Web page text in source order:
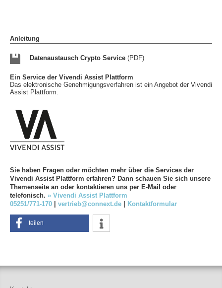
Anleitung
Datenaustausch Crypto Service (PDF)
Ein Service der Vivendi Assist Plattform
Das elektronische Genehmigungsverfahren ist ein Angebot der Vivendi
Assist Plattform.
Sie haben Fragen oder möchten mehr über die Services der
Vivendi Assist Plattform erfahren? Dann schauen Sie sich unsere
Themenseite an oder kontaktieren uns per E-Mail oder
telefonisch. » Vivendi Assist Plattform
05251/771-170
vertrieb@connext.de Kontaktformular
teilen